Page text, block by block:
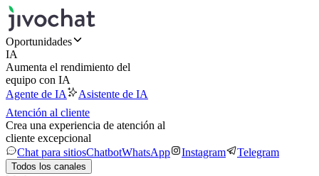
Oportunidades
IA
Aumenta el rendimiento del
equipo con IA
Agente de IA
Asistente de IA
Atención al cliente
Crea una experiencia de atención al
cliente excepcional
Chat para sitiosChatbotWhatsApp Instagram Telegram
Todos los canales